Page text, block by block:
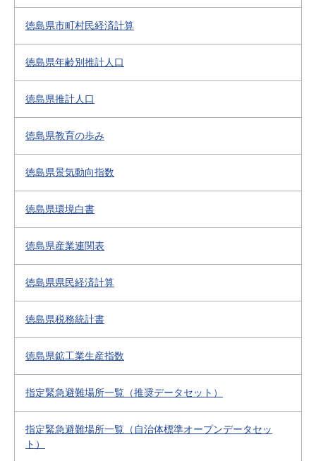
徳島県市町村民経済計算
徳島県年齢別推計人口
徳島県推計人口
徳島県教育の歩み
徳島県景気動向指数
徳島県環境白書
徳島県産業連関表
徳島県県民経済計算
徳島県税務統計書
徳島県鉱工業生産指数
指定緊急避難場所一覧（推奨データセット）
指定緊急避難場所一覧（自治体標準オープンデータセッ
ト）